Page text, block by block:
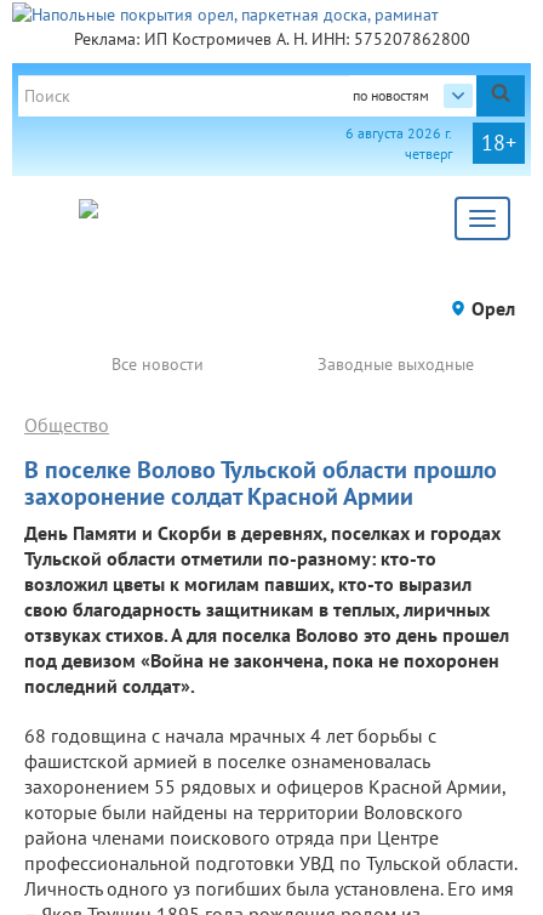
Реклама: ИП Костромичев А. Н. ИНН: 575207862800
по новостям
18+
6 августа 2026 г.
четверг
Toggle
Орел
Все новости Заводные выходные
В поселке Волово Тульской области прошло
захоронение солдат Красной Армии
Общество
День Памяти и Скорби в деревнях, поселках и городах
Тульской области отметили по-разному: кто-то
возложил цветы к могилам павших, кто-то выразил
свою благодарность защитникам в теплых, лиричных
отзвуках стихов. А для поселка Волово это день прошел
под девизом «Война не закончена, пока не похоронен
последний солдат».
68 годовщина с начала мрачных 4 лет борьбы с
фашистской армией в поселке ознаменовалась
захоронением 55 рядовых и офицеров Красной Армии,
которые были найдены на территории Воловского
района членами поискового отряда при Центре
профессиональной подготовки УВД по Тульской области.
Личность одного уз погибших была установлена. Его имя